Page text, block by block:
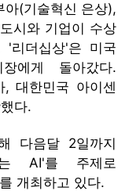
아(기술혁신 은상),
시와 기업이 수상
'리더십상'은 미국
에게 돌아갔다.
, 대한민국 아이센
다.
다음달 2일까지
는 AI'를 주제로
개최하고 있다.